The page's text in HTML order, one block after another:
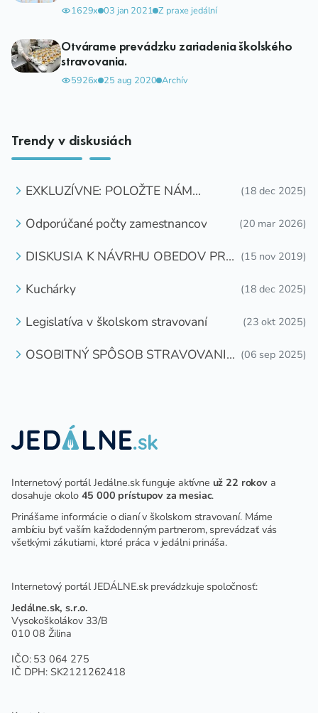
1629x 03 jan 2021 Z praxe jedální
Otvárame prevádzku zariadenia školského
stravovania.
5926x 25 aug 2020 Archív
Trendy v diskusiách
EXKLUZÍVNE: POLOŽTE NÁM
(18 dec 2025)
Odporúčané počty zamestnancov (20 mar 2026)
DISKUSIA K NÁVRHU OBEDOV PRE
(15 nov 2019)
Kuchárky (18 dec 2025)
Legislatíva v školskom stravovaní (23 okt 2025)
OSOBITNÝ SPÔSOB STRAVOVANIA (06 sep 2025)
Internetový portál Jedálne.sk funguje aktívne už 22 rokova
dosahuje okolo 45 000 prístupov za mesiac.
Prinášame informácie o dianí v školskom stravovaní. Máme
ambíciu byť vaším každodenným partnerom, sprevádzať vás
všetkými zákutiami, ktoré práca v jedálni prináša.
Internetový portál JEDÁLNE.sk prevádzkuje spoločnosť:
Jedálne.sk, s.r.o.
Vysokoškolákov 33/B
010 08 Žilina
IČO: 53 064 275
IČ DPH: SK2121262418